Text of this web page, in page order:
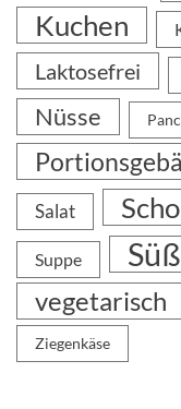
Kuchen
Laktosefrei
Nüsse
Salat
Suppe
vegetarisch
Ziegenkäse